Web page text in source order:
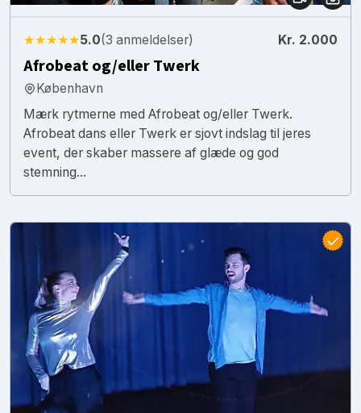
★★★★★5.0(3 anmeldelser) Kr. 2.000
Afrobeat og/eller Twerk
København
Mærk rytmerne med Afrobeat og/eller Twerk.
Afrobeat dans eller Twerk er sjovt indslag til jeres
event, der skaber massere af glæde og god
stemning...